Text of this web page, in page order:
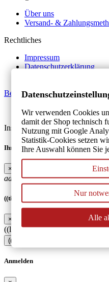
Über uns
Versand- &
Rechtliches
Impressum
Datenschutzerklärung
Bestellung widerrufen
Made by MAWESTRA -
Instagram Facebook Whatsapp
Ihre Wunschlisten
×
add_circle_outlineNeue Liste
((title))
×
((label))
((cancelText))
Anmelden
Wir verwenden Cookies
damit der Shop technisch
Nutzung mit Google
Statistik-Cookies setzen
Ihre Auswahl können Sie
Nur
Alle